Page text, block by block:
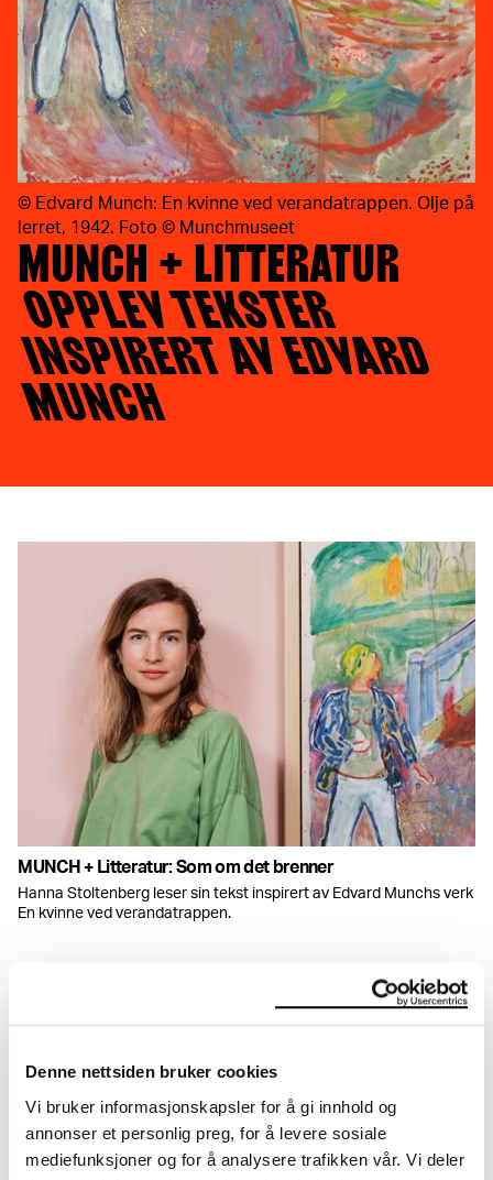
Denne nettsiden bruker cookies
Vi bruker informasjonskapsler for å gi innhold og
annonser et personlig preg, for å levere sosiale
mediefunksjoner og for å analysere trafikken vår. Vi deler
MUNCH + LITTERATUR
OPPLEV TEKSTER
INSPIRERT AV EDVARD
MUNCH
© Edvard Munch: En kvinne ved verandatrappen. Olje på
lerret, 1942. Foto © Munchmuseet
MUNCH + Litteratur: Som om det brenner
Hanna Stoltenberg leser sin tekst inspirert av Edvard Munchs verk
En kvinne ved verandatrappen.